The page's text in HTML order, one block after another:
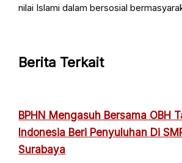
nilai Islami dalam bersosial
Berita Terkait
BPHN Mengasuh Bersama OBH
Indonesia Beri Penyuluhan Di
Surabaya